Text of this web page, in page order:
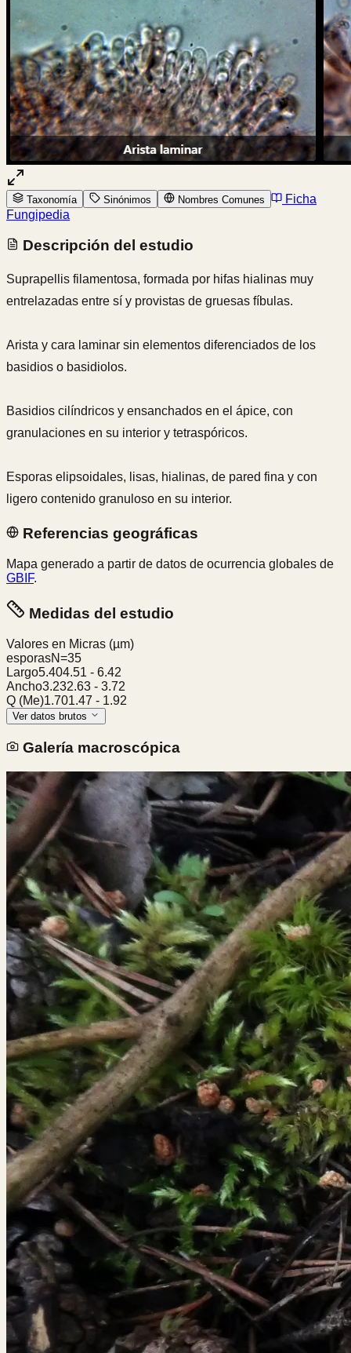
Taxonomía Sinónimos Nombres Comunes
Ficha
Fungipedia
Descripción del estudio
Suprapellis filamentosa, formada por hifas hialinas muy
entrelazadas entre sí y provistas de gruesas fíbulas.
Arista y cara laminar sin elementos diferenciados de los
basidios o basidiolos.
Basidios cilíndricos y ensanchados en el ápice, con
granulaciones en su interior y tetraspóricos.
Esporas elipsoidales, lisas, hialinas, de pared fina y con
ligero contenido granuloso en su interior.
Referencias geográficas
Mapa generado a partir de datos de ocurrencia globales de
GBIF.
Medidas del estudio
Valores en Micras (µm)
esporasN=35
Largo5.404.51 - 6.42
Ancho3.232.63 - 3.72
Q (Me)1.701.47 - 1.92
Ver datos brutos
Galería macroscópica